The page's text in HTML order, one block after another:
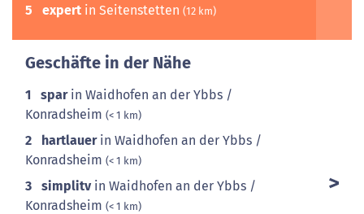
5 expert in Seitenstetten (12 km)
Geschäfte in der Nähe
1 sparin Waidhofen an der Ybbs /
Konradsheim (< 1 km)
2 hartlauerin Waidhofen an der Ybbs /
Konradsheim (< 1 km)
3 simplitvin Waidhofen an der Ybbs /
Konradsheim (< 1 km)